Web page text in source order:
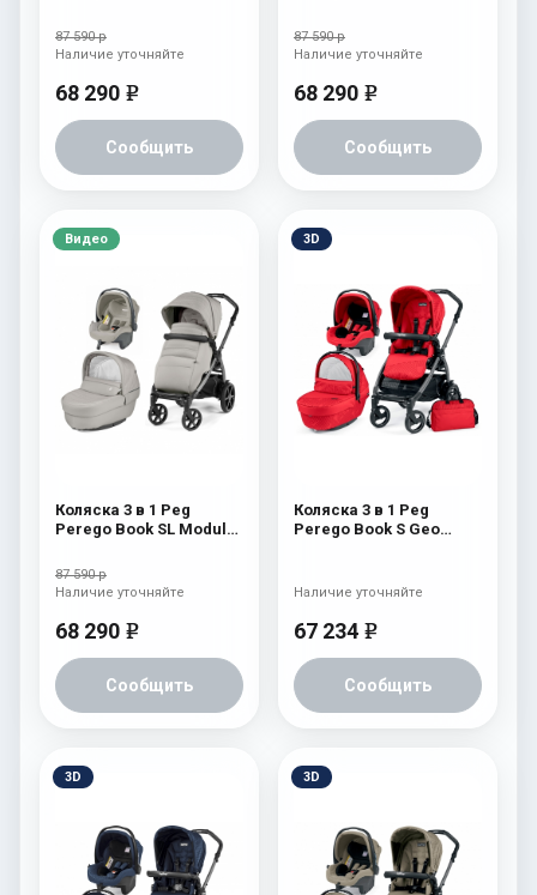
87 590 р
68 290 e
Сообщить
Наличие уточняйте
87 590 р
68 290 e
Сообщить
Наличие уточняйте
Видео
Коляска 3 в 1 Peg
Perego Book SL Modular
87 590 р
68 290 e
Сообщить
Наличие уточняйте
3D
Коляска 3 в 1 Peg
Perego Book S Geo
67 234 e
Сообщить
Наличие уточняйте
3D 3D